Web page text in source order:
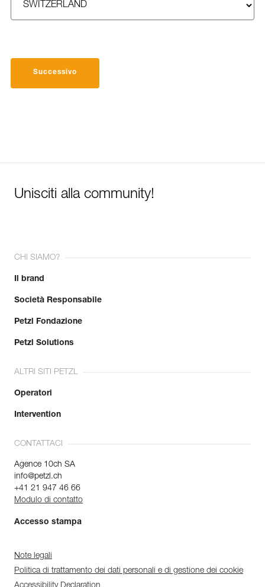
Successivo
Unisciti alla community!
CHI SIAMO?
Il brand
Società Responsabile
Petzl Fondazione
Petzl Solutions
ALTRI SITI PETZL
Operatori
Intervention
CONTATTACI
Agence 10ch SA
info@petzl.ch
+41 21 947 46 66
Modulo di contatto
Accesso stampa
Note legali
Politica di trattamento dei dati personali e di gestione dei cookie